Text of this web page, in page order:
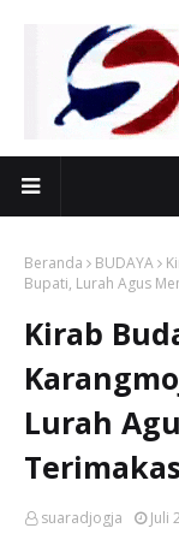
Beranda BUDAYA
Bupati, Lurah Agus
Kirab
Lurah
suaradjogja Juli